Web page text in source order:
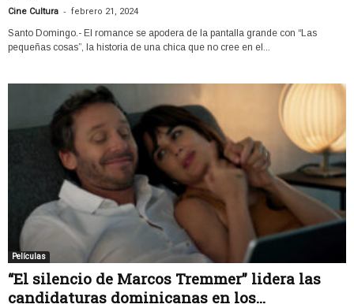
Cine Cultura - febrero 21, 2024
Santo Domingo.- El romance se apodera de la pantalla grande con “Las
pequeñas cosas”, la historia de una chica que no cree en el...
Películas
“El silencio de Marcos Tremmer” lidera las
candidaturas dominicanas en los...